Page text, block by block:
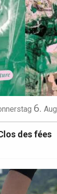
6. Aug
des fées